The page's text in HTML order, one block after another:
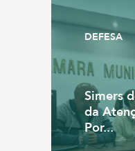
DEFESA
Simers
da
Por...